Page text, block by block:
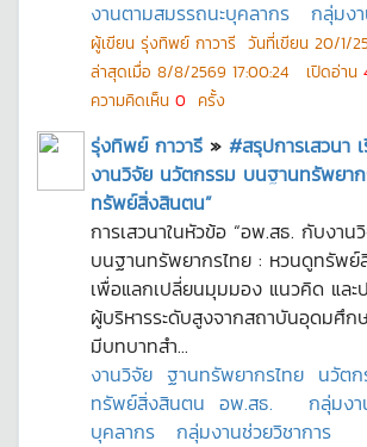
งานตามสมรรถนะบุคลากร
กลุ่มง
ผู้เขียน รุ่งทิพย์ กาวารี วันที่เขียน 20/1/
ล่าสุดเมื่อ 8/8/2569 17:00:24 เปิดอ่าน
ความคิดเห็น 0 ครั้ง
รุ่งทิพย์ กาวารี » #สรุปการเสวนา
งานวิจัย นวัตกรรม บนฐานทรัพยา
ทรัพย์สิ่งสินตน”
การเสวนาในหัวข้อ “อพ.สธ. กับงา
บนฐานทรัพยากรไทย : หวนดูทรัพ
เพื่อแลกเปลี่ยนมุมมอง แนวคิด และ
ผู้บริหารระดับสูงจากสถาบันอุดมศึก
มีบทบาทสำ...
งานวิจัย ฐานทรัพยากรไทย นวัตก
ทรัพย์สิ่งสินตน อพ.สธ.
กลุ่มง
บุคลากร
กลุ่มงานช่วยวิชาการ